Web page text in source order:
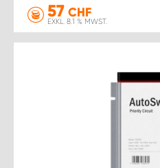
57 CHF
EXKL. 8.1 % MWST.